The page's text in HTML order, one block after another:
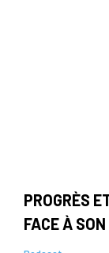
PROGRÈS
FACE À